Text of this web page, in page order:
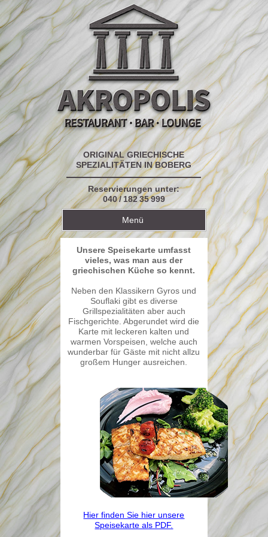
ORIGINAL GRIECHISCHE
SPEZIALITÄTEN IN BOBERG
Reservierungen unter:
040 / 182 35 999
Menü
Start
über uns
Speisekarte
Anfahrt
Impressum
Unsere Speisekarte umfasst
vieles, was man aus der
griechischen Küche so kennt.
Neben den Klassikern Gyros und
Souflaki gibt es diverse
Grillspezialitäten aber auch
Fischgerichte. Abgerundet wird die
Karte mit leckeren kalten und
warmen Vorspeisen, welche auch
wunderbar für Gäste mit nicht allzu
großem Hunger ausreichen.
Hier finden Sie hier unsere
Speisekarte als PDF.